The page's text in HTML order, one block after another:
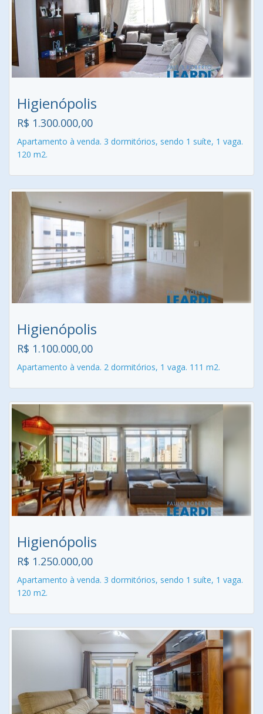
Higienópolis
R$ 1.300.000,00
Apartamento à venda. 3 dormitórios, sendo 1 suíte, 1 vaga.
120 m2.
Higienópolis
R$ 1.100.000,00
Apartamento à venda. 2 dormitórios, 1 vaga. 111 m2.
Higienópolis
R$ 1.250.000,00
Apartamento à venda. 3 dormitórios, sendo 1 suíte, 1 vaga.
120 m2.